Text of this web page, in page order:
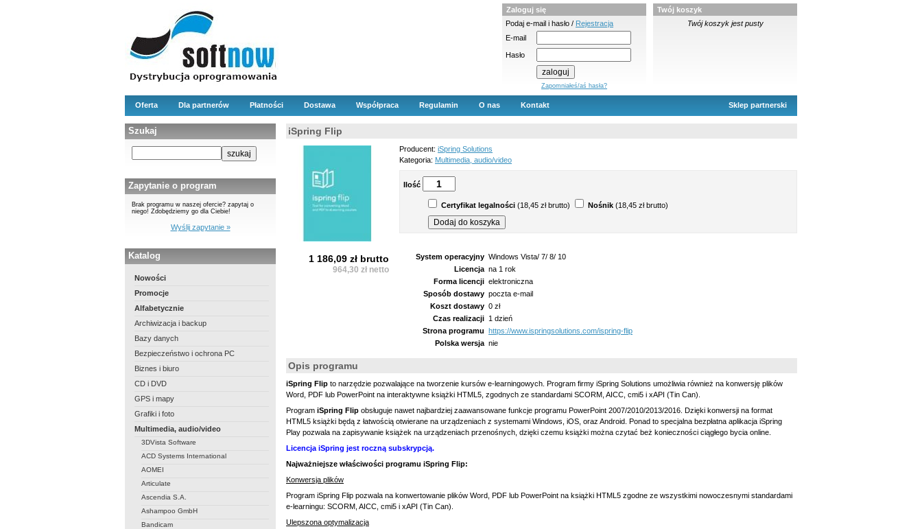
Zaloguj się
Podaj e-mail i hasło / Rejestracja
E-mail
Hasło
Zapomniałeś/aś hasła?
Twój koszyk
Twój koszyk jest pusty
Oferta Dla partnerów Płatności Dostawa Współpraca Regulamin O nas Kontakt Sklep partnerski
Szukaj
Zapytanie o program
Brak programu w naszej ofercie? zapytaj o
niego! Zdobędziemy go dla Ciebie!
Wyślij zapytanie »
Katalog
Nowości
Promocje
Alfabetycznie
Archiwizacja i backup
Bazy danych
Bezpieczeństwo i ochrona PC
Biznes i biuro
CD i DVD
GPS i mapy
Grafiki i foto
Multimedia, audio/video
3DVista Software
ACD Systems International
AOMEI
Articulate
Ascendia S.A.
Ashampoo GmbH
Bandicam
iSpring Flip
Producent: iSpring Solutions
Kategoria: Multimedia, audio/video
Ilość
Certyfikat legalności (18,45 zł brutto) Nośnik (18,45 zł brutto)
1 186,09 zł brutto
964,30 zł netto
System operacyjny Windows Vista/ 7/ 8/ 10
Licencja na 1 rok
Forma licencji elektroniczna
Sposób dostawy poczta e-mail
Koszt dostawy 0 zł
Czas realizacji 1 dzień
Strona programu https://www.ispringsolutions.com/ispring-flip
Polska wersja nie
Opis programu
iSpring Flip to narzędzie pozwalające na tworzenie kursów e-learningowych. Program firmy iSpring Solutions umożliwia również na konwersję plików
Word, PDF lub PowerPoint na interaktywne książki HTML5, zgodnych ze standardami SCORM, AICC, cmi5 i xAPI (Tin Can).
Program iSpring Flip obsługuje nawet najbardziej zaawansowane funkcje programu PowerPoint 2007/2010/2013/2016. Dzięki konwersji na format
HTML5 książki będą z łatwością otwierane na urządzeniach z systemami Windows, iOS, oraz Android. Ponad to specjalna bezpłatna aplikacja iSpring
Play pozwala na zapisywanie książek na urządzeniach przenośnych, dzięki czemu książki można czytać beż konieczności ciągłego bycia online.
Licencja iSpring jest roczną subskrypcją.
Najważniejsze właściwości programu iSpring Flip:
Konwersja plików
Program iSpring Flip pozwala na konwertowanie plików Word, PDF lub PowerPoint na książki HTML5 zgodne ze wszystkimi nowoczesnymi standardami
e-learningu: SCORM, AICC, cmi5 i xAPI (Tin Can).
Ulepszona optymalizacja